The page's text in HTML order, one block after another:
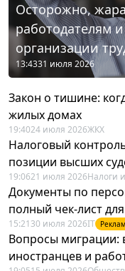
Осторожно,
работодателям
организации
13:4331 июля 2026
Закон о тишине:
жилых домах
19:4024 июля 2026ЖКХ
Налоговый
позиции высших
19:0621 июля 2026Налоги
Документы по
полный чек-лист
15:21 30 июля 2026IT
Вопросы миграции:
иностранцев и